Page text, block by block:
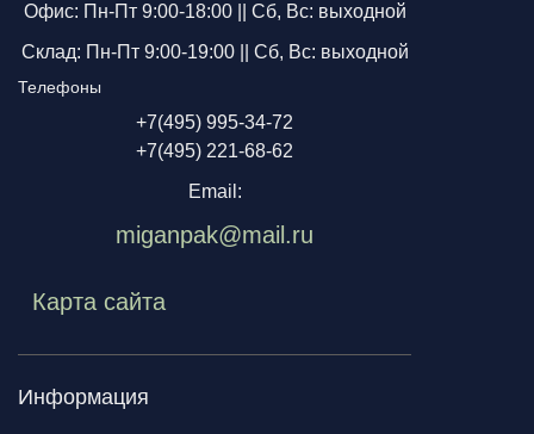
Офис: Пн-Пт 9:00-18:00 || Сб, Вс: выходной
Склад: Пн-Пт 9:00-19:00 || Сб, Вс: выходной
Телефоны
+7(495) 995-34-72
+7(495) 221-68-62
Email:
miganpak@mail.ru
Карта сайта
Информация